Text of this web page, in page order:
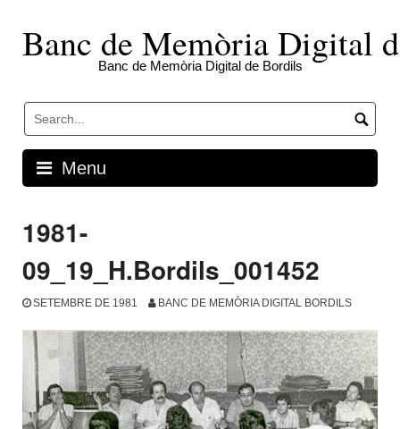
contentBanc de Memòria Digital
Banc de Memòria Digital de Bordils
Menu
1981-
09_19_H.Bordils_001452
SETEMBRE DE 1981 BANC DE MEMÒRIA DIGITAL BORDILS